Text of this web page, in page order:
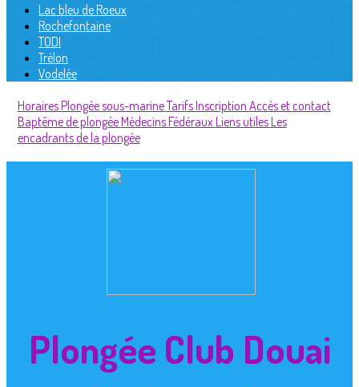
Lac bleu de Roeux
Rochefontaine
TODI
Trélon
Vodelée
HorairesPlongée sous-marineTarifsInscription Accès et contact
Baptême de plongéeMédecins Fédéraux Liens utilesLes
encadrants de la plongée
Plongée Club Douai